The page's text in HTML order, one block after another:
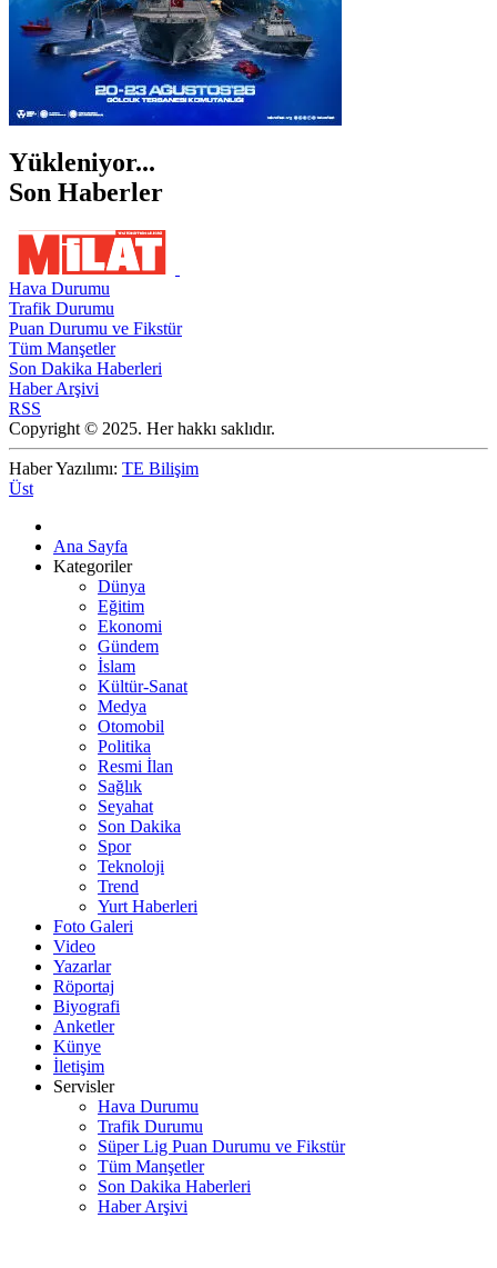
Yükleniyor...
Son Haberler
Hava Durumu
Trafik Durumu
Puan Durumu ve Fikstür
Tüm Manşetler
Son Dakika Haberleri
Haber Arşivi
RSS
Copyright © 2025. Her hakkı saklıdır.
Haber Yazılımı: TE Bilişim
Üst
Ana Sayfa
Kategoriler
Dünya
Eğitim
Ekonomi
Gündem
İslam
Kültür-Sanat
Medya
Otomobil
Politika
Resmi İlan
Sağlık
Seyahat
Son Dakika
Spor
Teknoloji
Trend
Yurt Haberleri
Foto Galeri
Video
Yazarlar
Röportaj
Biyografi
Anketler
Künye
İletişim
Servisler
Hava Durumu
Trafik Durumu
Süper Lig Puan Durumu ve Fikstür
Tüm Manşetler
Son Dakika Haberleri
Haber Arşivi